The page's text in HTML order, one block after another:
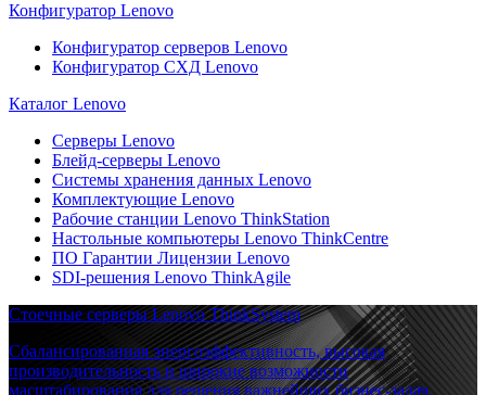
Конфигуратор Lenovo
Конфигуратор серверов Lenovo
Конфигуратор СХД Lenovo
Каталог Lenovo
Серверы Lenovo
Блейд-серверы Lenovo
Системы хранения данных Lenovo
Комплектующие Lenovo
Рабочие станции Lenovo ThinkStation
Настольные компьютеры Lenovo ThinkCentre
ПО Гарантии Лицензии Lenovo
SDI-решения Lenovo ThinkAgile
Стоечные серверы Lenovo ThinkSystem
Сбалансированная энергоэффективность, высокая
производительность и широкие возможности
масштабирования для решения важнейших бизнес-задач.